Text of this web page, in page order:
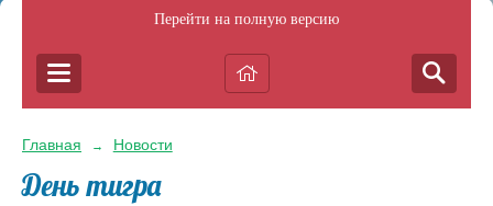
Перейти на полную версию
Главная → Новости
День тигра